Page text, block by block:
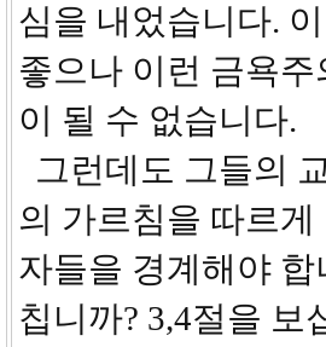
심을 내었습니다.
좋으나 이런 금욕
이 될 수 없습니다.
그런데도 그들의
의 가르침을 따르
자들을 경계해야
칩니까? 3,4절을 보